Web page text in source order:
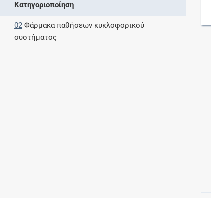
Κατηγοριοποίηση
02Φάρμακα παθήσεων κυκλοφορικού
συστήματος